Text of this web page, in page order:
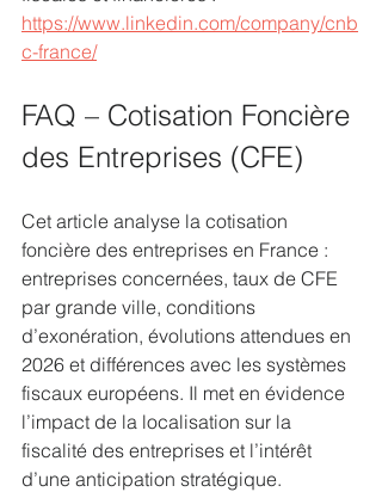
https://www.linkedin.com/company/cnb
c-france/
FAQ – Cotisation Foncière
des Entreprises (CFE)
Cet article analyse la cotisation
foncière des entreprises en France :
entreprises concernées, taux de CFE
par grande ville, conditions
d’exonération, évolutions attendues en
2026 et différences avec les systèmes
fiscaux européens. Il met en évidence
l’impact de la localisation sur la
fiscalité des entreprises et l’intérêt
d’une anticipation stratégique.